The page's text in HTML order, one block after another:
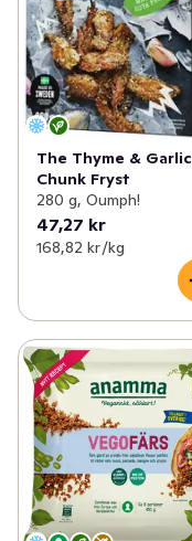
The Thyme & Garlic
Chunk Fryst
280 g, Oumph!
47,27 kr
168,82 kr /kg